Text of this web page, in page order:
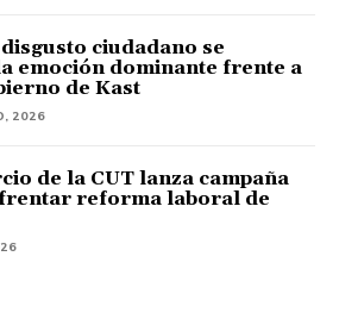
ciudadano se
emoción dominante frente a
de Kast
2026
de la CUT lanza campaña
reforma laboral de